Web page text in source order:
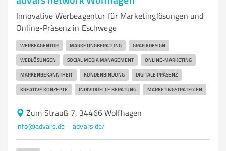
Innovative Werbeagentur für Marketinglösungen und
Online-Präsenz in Eschwege
WERBEAGENTUR MARKETINGBERATUNG GRAFIKDESIGN
WEBLÖSUNGEN SOCIAL MEDIA MANAGEMENT ONLINE-MARKETING
MARKENBEKANNTHEIT KUNDENBINDUNG DIGITALE PRÄSENZ
KREATIVE KONZEPTE INDIVIDUELLE BERATUNG MARKETINGSTRATEGIEN
Zum Strauß 7, 34466 Wolfhagen
info@advars.de advars.de/